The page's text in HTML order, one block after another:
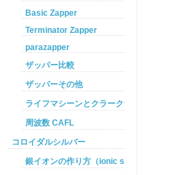
Basic Zapper
Terminator Zapper
parazapper
ザッパー比較
ザッパーその他
ライフマシーンとクラークザッパーの違い
周波数 CAFL
コロイダルシルバー
銀イオンの作り方（ionic silver ）